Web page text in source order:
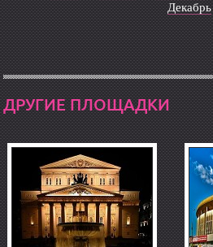
Декабрь
ДРУГИЕ ПЛОЩАДКИ